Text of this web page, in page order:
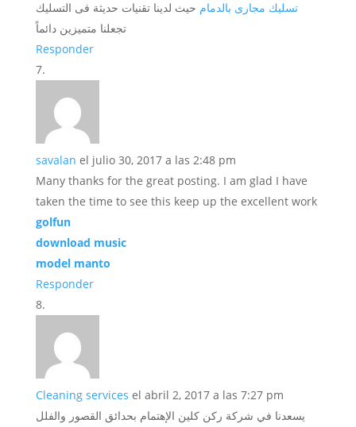
تسليك مجارى بالدمام حيث لدينا تقنيات حديثة فى التسليك
تجعلنا متميزين دائماً
Responder
savalan el julio 30, 2017 a las 2:48 pm
Many thanks for the great posting. I am glad I have
taken the time to see this keep up the excellent work
golfun
download music
model manto
Responder
Cleaning services el abril 2, 2017 a las 7:27 pm
يسعدنا في شركة ركن كلين الإهتمام بحدائق القصور والفلل